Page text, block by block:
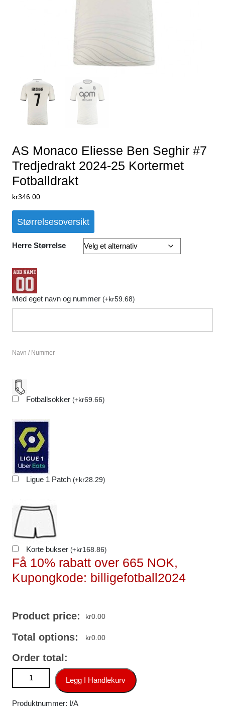
AS Monaco Eliesse Ben Seghir #7
Tredjedrakt 2024-25 Kortermet
Fotballdrakt
kr346.00
Størrelsesoversikt
Herre Størrelse
Med eget navn og nummer (+kr59.68)
Navn / Nummer
Fotballsokker (+kr69.66)
Ligue 1 Patch (+kr28.29)
Korte bukser (+kr168.86)
Få 10% rabatt over 665 NOK,
Kupongkode: billigefotball2024
Product price: kr0.00
Total options: kr0.00
Order total:
AS Monaco Eliesse Ben Seghir #7 Tredjedrakt 2024-25
Kortermet Fotballdrakt antall
Legg I Handlekurv
Produktnummer: I/A